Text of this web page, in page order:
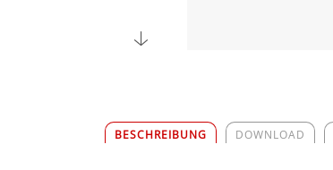
BESCHREIBUNG DOWNLOAD